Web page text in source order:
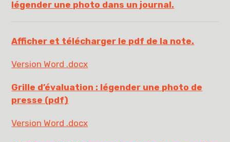
légender une photo dans un journal.
Afficher et télécharger le pdf de la note.
Version Word .docx
Grille d’évaluation : légender une photo de
presse (pdf)
Version Word .docx